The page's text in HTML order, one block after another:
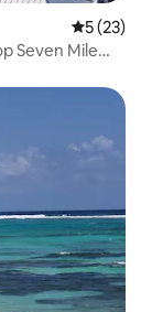
5 (23)
Seven Mile